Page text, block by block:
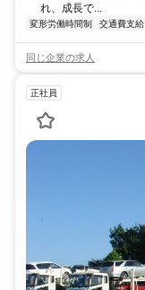
れ、成長で...
変形労働時間制 交通費支給
同じ企業の求人
正社員